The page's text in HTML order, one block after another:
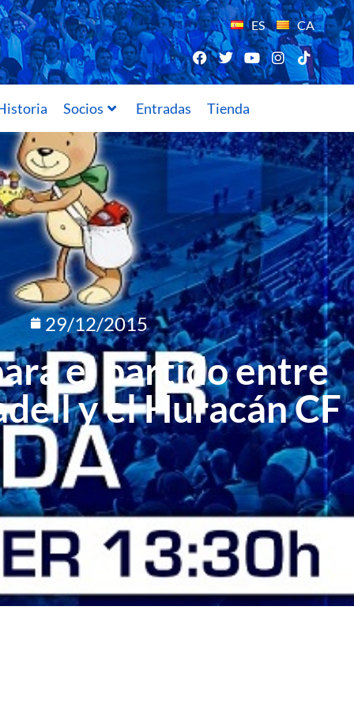
ES CA
Socios Entradas Tienda
29/12/2015
el partido entre
y el Huracán CF